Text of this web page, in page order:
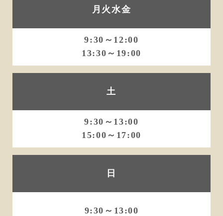
月火水金
9:30～12:00
13:30～19:00
土
9:30～13:00
15:00～17:00
日
9:30～13:00